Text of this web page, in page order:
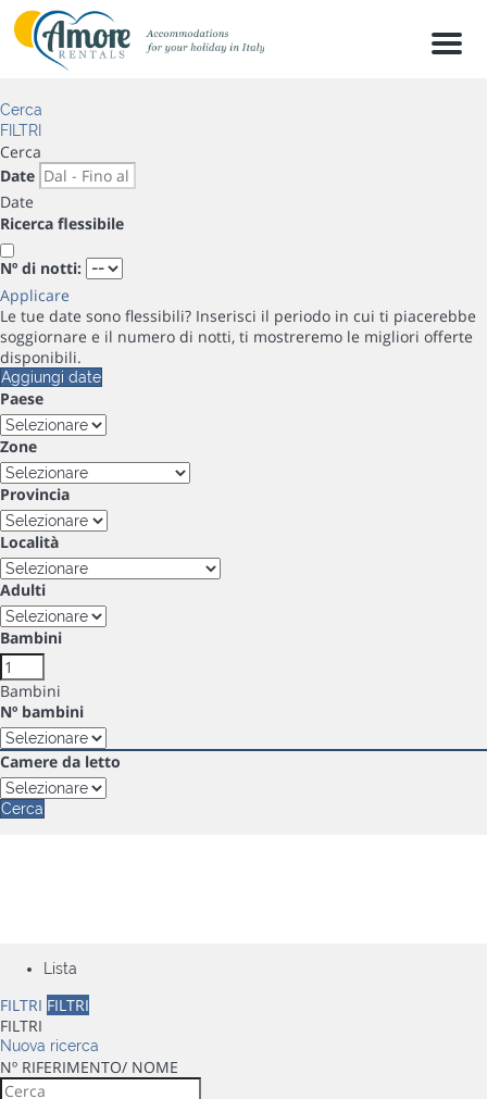
Menu
Cerca
FILTRI
Cerca
Date
Date
Ricerca flessibile
Nº di notti:
Applicare
Le tue date sono flessibili? Inserisci il periodo in cui ti piacerebbe
soggiornare e il numero di notti, ti mostreremo le migliori offerte
disponibili.
Aggiungi date
Paese
Zone
Provincia
Località
Adulti
Bambini
Bambini
Nº bambini
Camere da letto
Cerca
Lista
FILTRI FILTRI
FILTRI
Nuova ricerca
Nº RIFERIMENTO/ NOME